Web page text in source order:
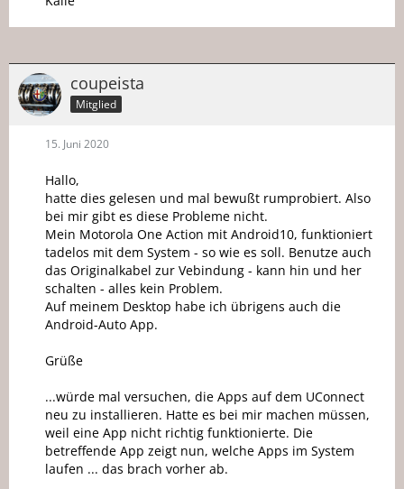
coupeista
Mitglied
15. Juni 2020
Hallo,
hatte dies gelesen und mal bewußt rumprobiert. Also
bei mir gibt es diese Probleme nicht.
Mein Motorola One Action mit Android10, funktioniert
tadelos mit dem System - so wie es soll. Benutze auch
das Originalkabel zur Vebindung - kann hin und her
schalten - alles kein Problem.
Auf meinem Desktop habe ich übrigens auch die
Android-Auto App.
Grüße
...würde mal versuchen, die Apps auf dem UConnect
neu zu installieren. Hatte es bei mir machen müssen,
weil eine App nicht richtig funktionierte. Die
betreffende App zeigt nun, welche Apps im System
laufen ... das brach vorher ab.